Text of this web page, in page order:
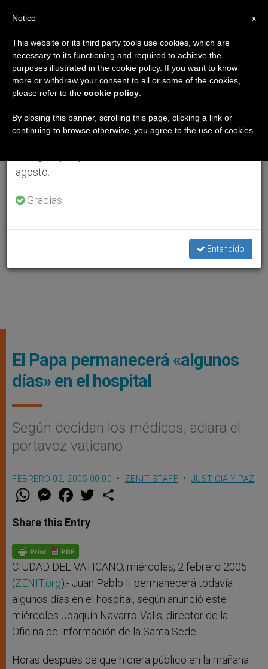
El Papa permanecerá «algunos
días» en el hospital
Según decidan los médicos, aclara el
portavoz vaticano
FEBRERO 02, 2005 00:00 ZENIT STAFF JUSTICIA Y PAZ
W
t
s
p
p
M
e
s
e
g
e
r
F
a
e
b
o
k
w
Share this Entry
CIUDAD DEL VATICANO, miércoles, 2 febrero 2005
(ZENIT.org).- Juan Pablo II permanecerá todavía
algunos días en el hospital, según anunció este
miércoles Joaquín Navarro-Valls, director de la
Oficina de Información de la Santa Sede.
Horas después de que hiciera público en la mañana
×
Aviso importante
Del 27 de julio al 7 de agosto haremos la pausa
anual, aprovechando que en el periodo de verano
se generan menos informaciones y también el
agosto.
Gracias.
Entendido
x
Notice
This website or its third party tools use cookies, which are
necessary to its functioning and required to achieve the
purposes illustrated in the cookie policy. If you want to know
more or withdraw your consent to all or some of the cookies,
please refer to the cookie policy
By closing this banner, scrolling this page, clicking a link or
continuing to browse otherwise, you agree to the use of cookies.